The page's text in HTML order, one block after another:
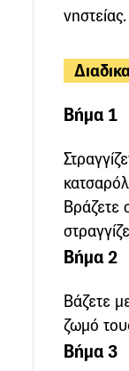
νηστείας.
Βήμα 1
Βράζετε
Βήμα 2
Βάζετε
ζωμό
Βήμα 3